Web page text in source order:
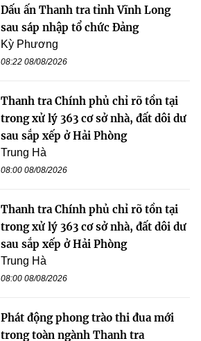
Dấu ấn Thanh tra tỉnh Vĩnh Long
sau sáp nhập tổ chức Đảng
Kỳ Phương
08:22 08/08/2026
Thanh tra Chính phủ chỉ rõ tồn tại
trong xử lý 363 cơ sở nhà, đất dôi dư
sau sắp xếp ở Hải Phòng
Trung Hà
08:00 08/08/2026
Thanh tra Chính phủ chỉ rõ tồn tại
trong xử lý 363 cơ sở nhà, đất dôi dư
sau sắp xếp ở Hải Phòng
Trung Hà
08:00 08/08/2026
Phát động phong trào thi đua mới
trong toàn ngành Thanh tra